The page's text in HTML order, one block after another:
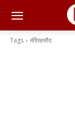
Tags मंदिरहसौद